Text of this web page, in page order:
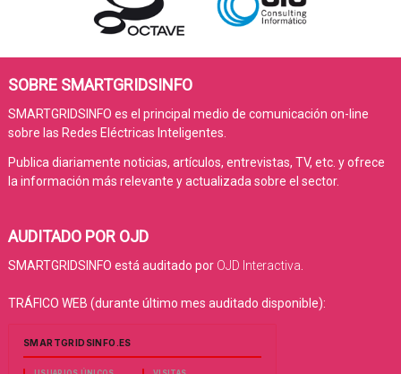
SOBRE SMARTGRIDSINFO
SMARTGRIDSINFO es el principal medio de comunicación on-line
sobre las Redes Eléctricas Inteligentes.
Publica diariamente noticias, artículos, entrevistas, TV, etc. y ofrece
la información más relevante y actualizada sobre el sector.
AUDITADO POR OJD
SMARTGRIDSINFO está auditado por OJD Interactiva
TRÁFICO WEB (durante último mes auditado disponible):